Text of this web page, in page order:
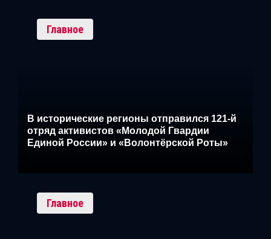
Главное
В исторические регионы отправился 121-й
отряд активистов «Молодой Гвардии
Единой России» и «Волонтёрской Роты»
Главное